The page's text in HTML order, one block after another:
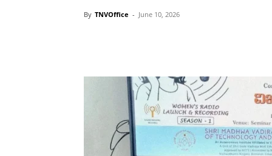
By TNVOffice - June 10, 2026